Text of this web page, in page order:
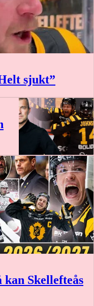
sjukt”
kan Skellefteås